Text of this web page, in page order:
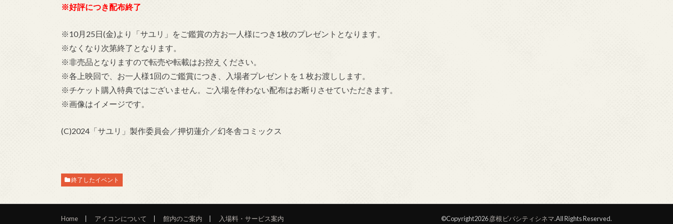
※好評につき配布終了
※10月25日(金)より「サユリ」をご鑑賞の方お一人様につき1枚のプレゼントとなります。
※なくなり次第終了となります。
※非売品となりますので転売や転載はお控えください。
※各上映回で、お一人様1回のご鑑賞につき、入場者プレゼントを１枚お渡しします。
※チケット購入特典ではございません。ご入場を伴わない配布はお断りさせていただきます。
※画像はイメージです。
(C)2024「サユリ」製作委員会／押切蓮介／幻冬舎コミックス
終了したイベント
Home アイコンについて 館内のご案内 入場料・サービス案内 ©Copyright2026彦根ビバシティシネマ.All Rights Reserved.